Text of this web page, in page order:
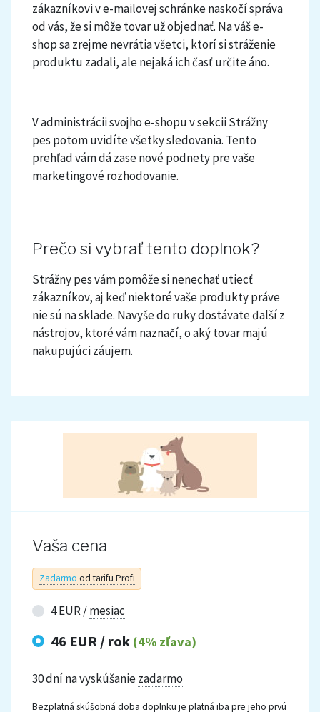
zákazníkovi v e-mailovej schránke naskočí správa
od vás, že si môže tovar už objednať. Na váš e-
shop sa zrejme nevrátia všetci, ktorí si stráženie
produktu zadali, ale nejaká ich časť určite áno.
V administrácii svojho e-shopu v sekcii Strážny
pes potom uvidíte všetky sledovania. Tento
prehľad vám dá zase nové podnety pre vaše
marketingové rozhodovanie.
Prečo si vybrať tento doplnok?
Strážny pes vám pomôže si nenechať utiecť
zákazníkov, aj keď niektoré vaše produkty práve
nie sú na sklade. Navyše do ruky dostávate ďalší z
nástrojov, ktoré vám naznačí, o aký tovar majú
nakupujúci záujem.
Vaša cena
Zadarmo od tarifu Profi
4 EUR /mesiac
46 EUR /rok(4% zľava)
30 dní na vyskúšaniezadarmo
Bezplatná skúšobná doba doplnku je platná iba pre jeho prvú